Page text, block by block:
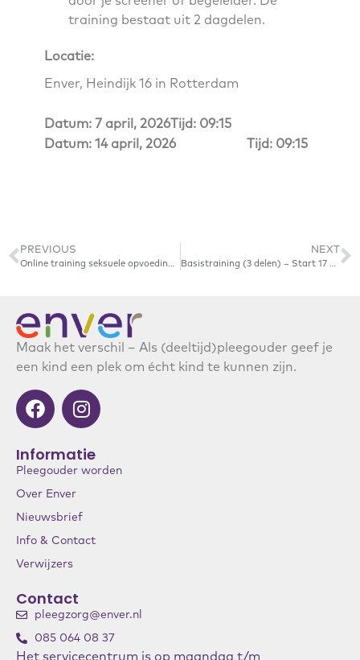
training bestaat uit 2 dagdelen.
Locatie:
Enver, Heindijk 16 in Rotterdam
Datum: 7 april, 2026Tijd: 09:15
Datum: 14 april, 2026
Tijd: 09:15
PREVIOUS
Online training seksuele opvoeding 0-12 jaar – 15 september 2023
NEXT
Basistraining (3 delen) – Start 17 maart 2026
Maak het verschil – Als (deeltijd)pleegouder geef je
een kind een plek om écht kind te kunnen zijn.
Informatie
Pleegouder worden
Over Enver
Nieuwsbrief
Info & Contact
Verwijzers
Contact
pleegzorg@enver.nl
085 064 08 37
Het servicecentrum is op maandag t/m